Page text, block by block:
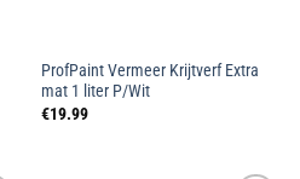
ProfPaint Vermeer Krijtverf Extra
mat 1 liter P/Wit
€19.99